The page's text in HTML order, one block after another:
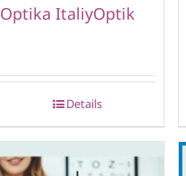
Optika ItaliyOptik
Details